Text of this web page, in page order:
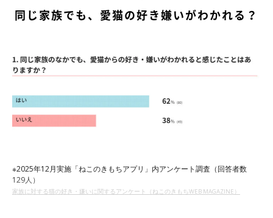
同じ家族でも、愛猫の好き嫌いがわかれる？
※2025年12月実施「ねこのきもちアプリ」内アンケート調査（回答者数
129人）
家族に対する猫の好き・嫌いに関するアンケート（ねこのきもちWEB MAGAZINE）